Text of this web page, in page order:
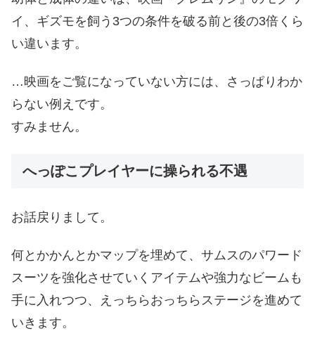
イ、ギズモを飼う3つの条件を破る前と後の3倍くら
い違います。
…映画をご覧になっていない方には、さっぱりわか
らない例えです。
すみません。
へっぽこプレイヤーに操られる不遇
お話戻りまして。
何とかかんとかマップを埋めて、サムスのパワード
スーツを強化させていくアイテムや強力なビームも
手に入れつつ、えっちらおっちらステージを進めて
いきます。